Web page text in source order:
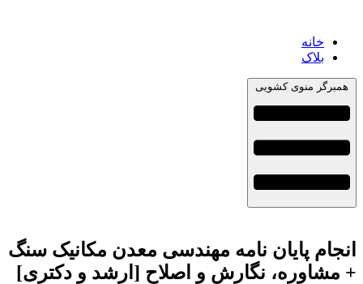
خانه
بلاک
همبرگر منوی کشویی
انجام پایان نامه مهندسی معدن مکانیک سنگ
+ مشاوره، نگارش و اصلاح [ارشد و دکتری]